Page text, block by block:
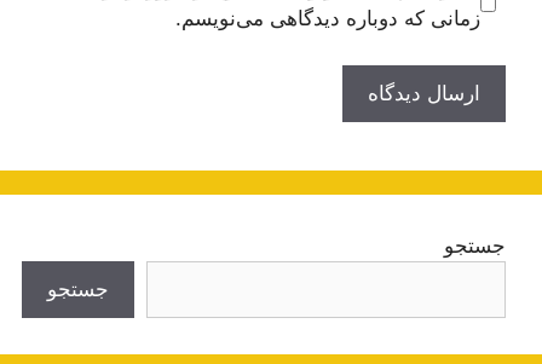
زمانی که دوباره دیدگاهی می‌نویسم.
جستجو
جستجو